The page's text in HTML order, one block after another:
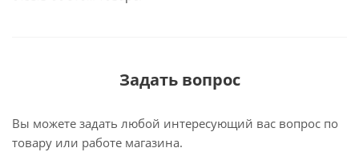
Задать вопрос
Вы можете задать любой интересующий вас вопрос по
товару или работе магазина.